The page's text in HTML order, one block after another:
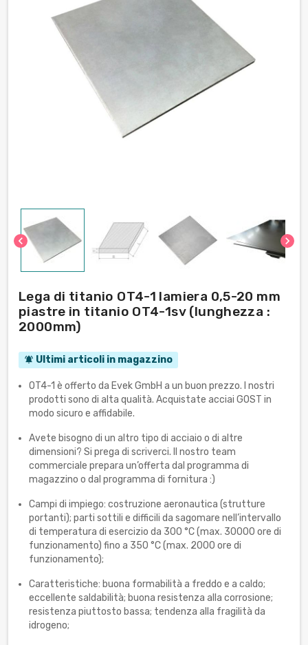
chevron_left chevron_right
Lega di titanio OT4-1 lamiera 0,5-20 mm
piastre in titanio OT4-1sv (lunghezza :
2000mm)
notifications_active Ultimi articoli in magazzino
OT4-1 è offerto da Evek GmbH a un buon prezzo. I nostri
prodotti sono di alta qualità. Acquistate acciai GOST in
modo sicuro e affidabile.
Avete bisogno di un altro tipo di acciaio o di altre
dimensioni? Si prega di scriverci. Il nostro team
commerciale prepara un’offerta dal programma di
magazzino o dal programma di fornitura :)
Campi di impiego: costruzione aeronautica (strutture
portanti); parti sottili e difficili da sagomare nell’intervallo
di temperatura di esercizio da 300 °C (max. 30000 ore di
funzionamento) fino a 350 °C (max. 2000 ore di
funzionamento);
Caratteristiche: buona formabilità a freddo e a caldo;
eccellente saldabilità; buona resistenza alla corrosione;
resistenza piuttosto bassa; tendenza alla fragilità da
idrogeno;